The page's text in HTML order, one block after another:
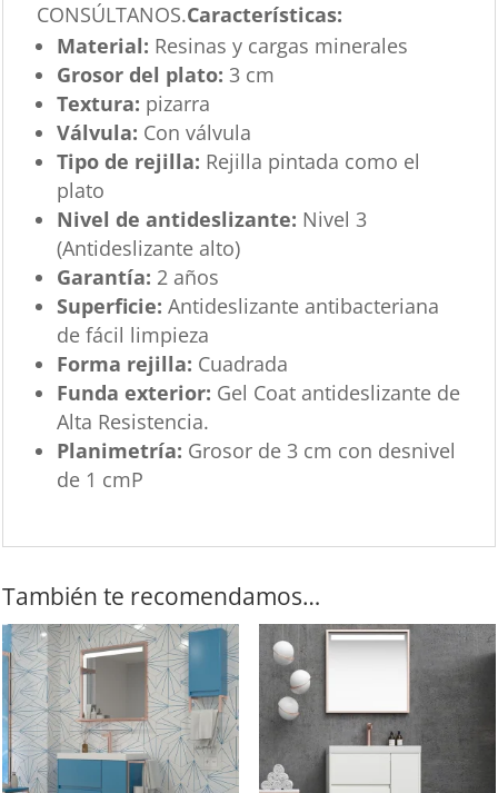
CONSÚLTANOS.Características:
Material: Resinas y cargas minerales
Grosor del plato: 3 cm
Textura: pizarra
Válvula: Con válvula
Tipo de rejilla: Rejilla pintada como el
plato
Nivel de antideslizante: Nivel 3
(Antideslizante alto)
Garantía: 2 años
Superficie: Antideslizante antibacteriana
de fácil limpieza
Forma rejilla: Cuadrada
Funda exterior: Gel Coat antideslizante de
Alta Resistencia.
Planimetría: Grosor de 3 cm con desnivel
de 1 cmP
También te recomendamos…